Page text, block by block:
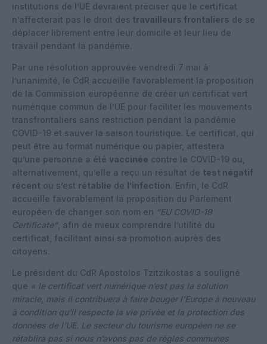
institutions de l’UE devraient préciser que le certificat
n’affecterait pas le droit des travailleurs frontaliers de se
déplacer librement entre leur domicile et leur lieu de
travail pendant la pandémie.
Par une résolution approuvée vendredi 7 mai à
l’unanimité, le CdR accueille favorablement la proposition
de la Commission européenne de créer un certificat vert
numérique commun de l’UE pour faciliter les mouvements
transfrontaliers sans restriction pendant la pandémie
COVID-19 et sauver la saison touristique. Le certificat, qui
peut être au format numérique ou papier, attestera
qu’une personne a été vaccinée contre le COVID-19 ou,
alternativement, qu’elle a reçu un résultat de test négatif
récent ou s’est rétablie de l’infection. Enfin, le CdR
accueille favorablement la proposition du Parlement
européen de changer son nom en “EU COVID-19
Certificate”, afin de mieux comprendre l’utilité du
certificat, facilitant ainsi sa promotion auprès des
citoyens.
Le président du CdR Apostolos Tzitzikostas a souligné
que « le certificat vert numérique n’est pas la solution
miracle, mais il contribuera à faire bouger l’Europe à nouveau
à condition qu’il respecte la vie privée et la protection des
données de l’UE. Le secteur du tourisme européen ne se
rétablira pas si nous n’avons pas de règles communes